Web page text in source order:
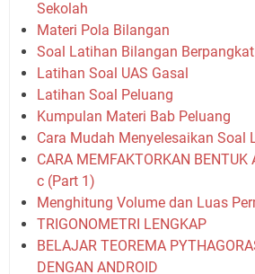
Sekolah
Materi Pola Bilangan
Soal Latihan Bilangan Berpangkat
Latihan Soal UAS Gasal
Latihan Soal Peluang
Kumpulan Materi Bab Peluang
Cara Mudah Menyelesaikan Soal
CARA MEMFAKTORKAN
c (Part 1)
Menghitung Volume dan Luas
TRIGONOMETRI LENGKAP
BELAJAR TEOREMA
DENGAN ANDROID